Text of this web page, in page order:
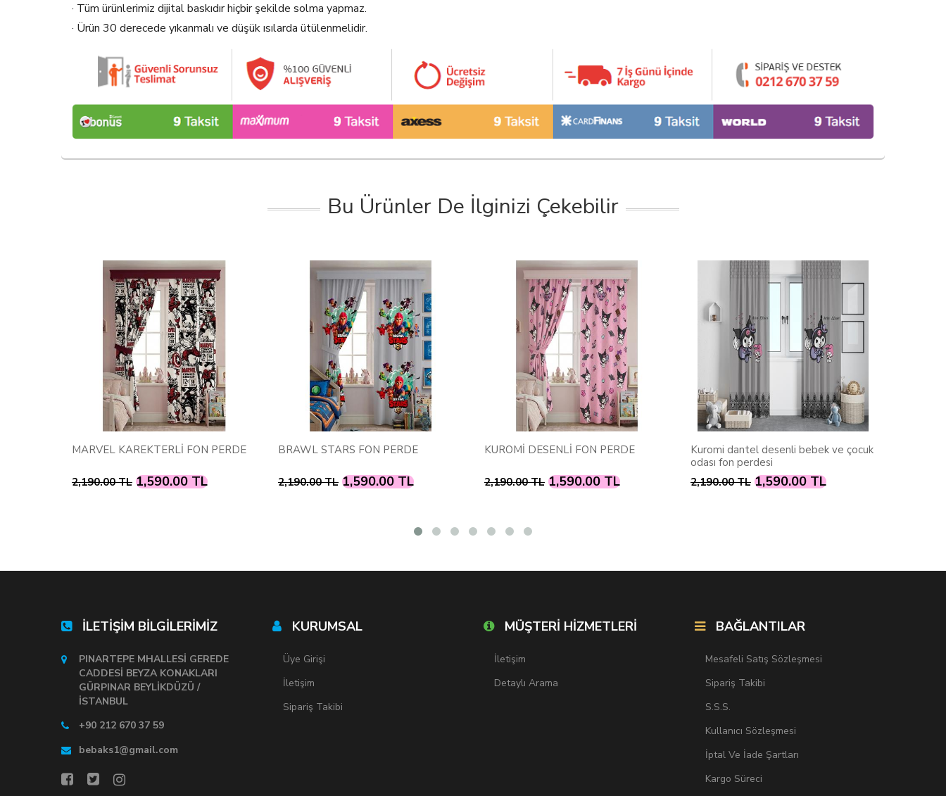
· Tüm ürünlerimiz dijital baskıdır hiçbir şekilde solma yapmaz.
· Ürün 30 derecede yıkanmalı ve düşük ısılarda ütülenmelidir.
Bu Ürünler De İlginizi Çekebilir
MARVEL KAREKTERLİ FON PERDE
2,190.00 TL 1,590.00 TL
BRAWL STARS FON PERDE
2,190.00 TL 1,590.00 TL
KUROMİ DESENLİ FON PERDE
2,190.00 TL 1,590.00 TL
Kuromi dantel desenli bebek ve çocuk
odası fon perdesi
2,190.00 TL 1,590.00 TL
İLETİŞİM BİLGİLERİMİZ
PINARTEPE MHALLESİ GEREDE
CADDESİ BEYZA KONAKLARI
GÜRPINAR BEYLİKDÜZÜ /
İSTANBUL
+90 212 670 37 59
bebaks1@gmail.com
KURUMSAL
Üye Girişi
İletişim
Sipariş Takibi
MÜŞTERİ HİZMETLERİ
İletişim
Detaylı Arama
BAĞLANTILAR
Mesafeli Satış Sözleşmesi
Sipariş Takibi
S.S.S.
Kullanıcı Sözleşmesi
İptal Ve İade Şartları
Kargo Süreci